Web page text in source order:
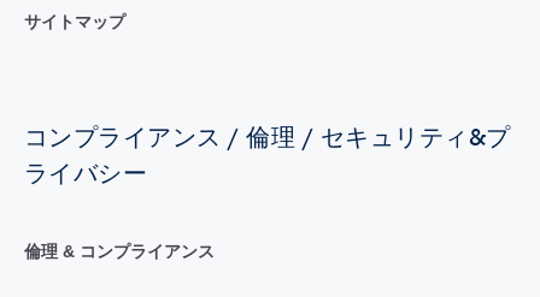
サイトマップ
コンプライアンス / 倫理 / セキュリティ&プ
ライバシー
倫理 & コンプライアンス